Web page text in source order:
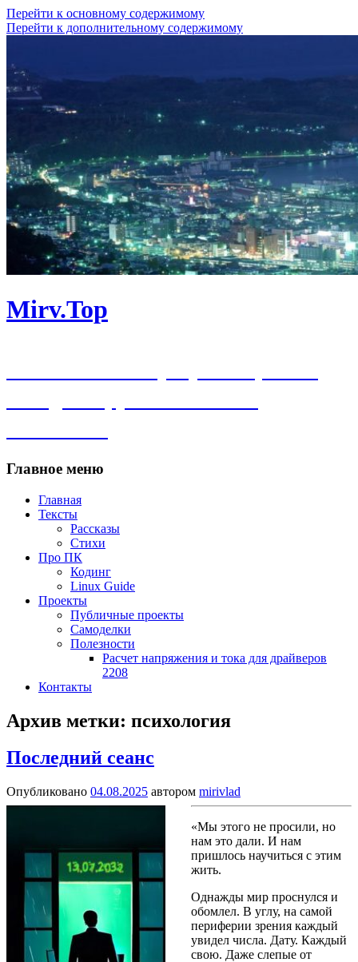
Перейти к основному содержимому
Перейти к дополнительному содержимому
Mirv.Top
Главное меню
Главная
Тексты
Рассказы
Стихи
Про ПК
Кодинг
Linux Guide
Проекты
Публичные проекты
Самоделки
Полезности
Расчет напряжения и тока для драйверов
2208
Контакты
Архив метки: психология
Последний сеанс
Опубликовано 04.08.2025 автором mirivlad
«Мы этого не просили, но
нам это дали. И нам
пришлось научиться с этим
жить.
Однажды мир проснулся и
обомлел. В углу, на самой
периферии зрения каждый
увидел числа. Дату. Каждый
свою. Даже слепые от